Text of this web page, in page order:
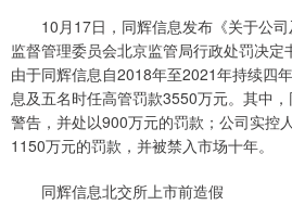
10月17日，同辉信息发布《关于公司
监督管理委员会北京监管局行政处罚决定
由于同辉信息自2018年至2021年持续四
息及五名时任高管罚款3550万元。其中
警告，并处以900万元的罚款；公司实控
1150万元的罚款，并被禁入市场十年。
同辉信息北交所上市前造假